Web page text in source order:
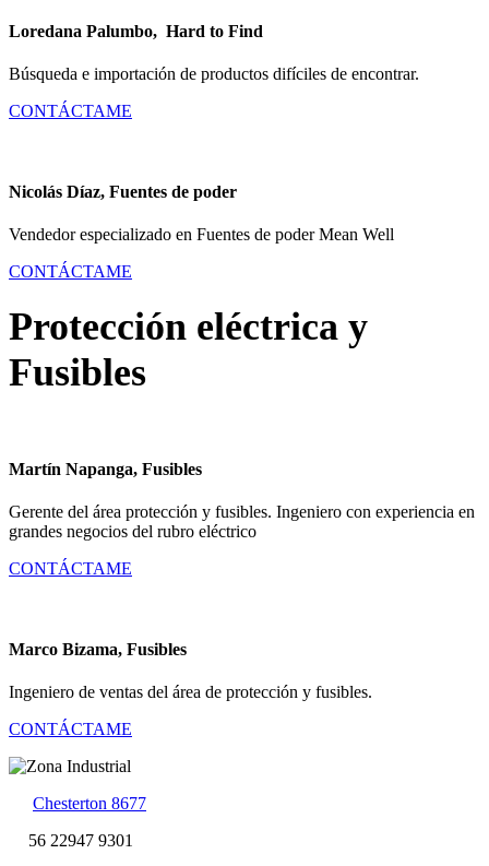
Loredana Palumbo, Hard to Find
Búsqueda e importación de productos difíciles de encontrar.
CONTÁCTAME
Nicolás Díaz, Fuentes de poder
Vendedor especializado en Fuentes de poder Mean Well
CONTÁCTAME
Protección eléctrica y
Fusibles
Martín Napanga, Fusibles
Gerente del área protección y fusibles. Ingeniero con experiencia en
grandes negocios del rubro eléctrico
CONTÁCTAME
Marco Bizama, Fusibles
Ingeniero de ventas del área de protección y fusibles.
CONTÁCTAME
Chesterton 8677
56 22947 9301